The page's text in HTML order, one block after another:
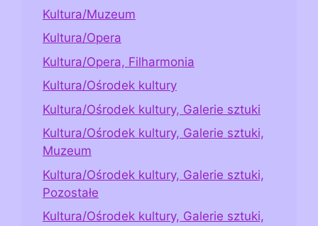
Kultura/Muzeum
Kultura/Opera
Kultura/Opera, Filharmonia
Kultura/Ośrodek kultury
Kultura/Ośrodek kultury, Galerie sztuki
Kultura/Ośrodek kultury, Galerie sztuki,
Muzeum
Kultura/Ośrodek kultury, Galerie sztuki,
Pozostałe
Kultura/Ośrodek kultury, Galerie sztuki,